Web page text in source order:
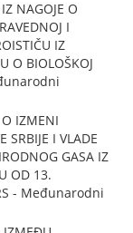
NAGOJE O
I
IZ
O BIOLOŠKOJ
IZMENI
SRBIJE I VLADE
GASA IZ
OD 13.
- Međunarodni